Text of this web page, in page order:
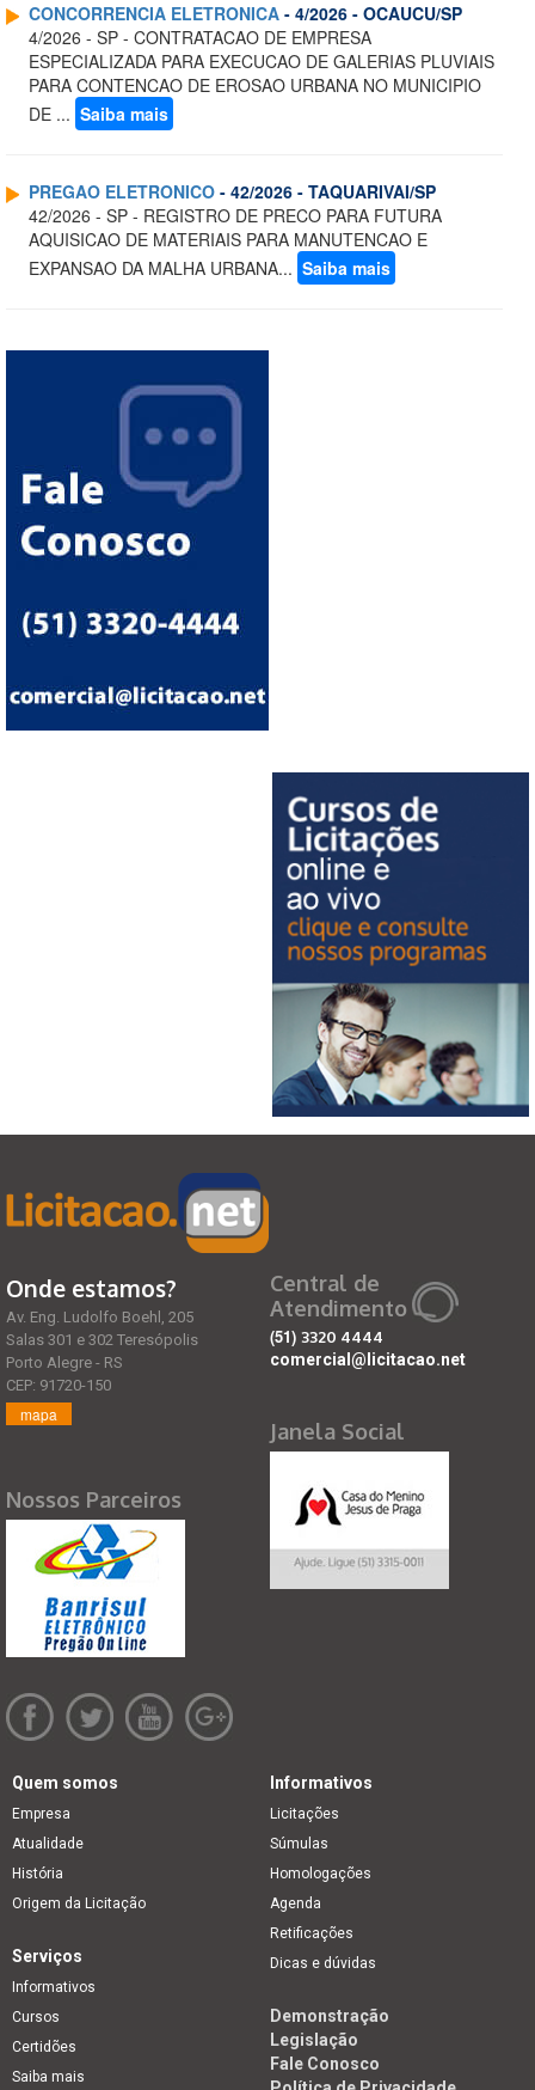
CONCORRENCIA ELETRONICA - 4/2026 - OCAUCU/SP
4/2026 - SP - CONTRATACAO DE EMPRESA
ESPECIALIZADA PARA EXECUCAO DE GALERIAS PLUVIAIS
PARA CONTENCAO DE EROSAO URBANA NO MUNICIPIO
DE ... Saiba mais
PREGAO ELETRONICO - 42/2026 - TAQUARIVAI/SP
42/2026 - SP - REGISTRO DE PRECO PARA FUTURA
AQUISICAO DE MATERIAIS PARA MANUTENCAO E
EXPANSAO DA MALHA URBANA... Saiba mais
Onde estamos?
Av. Eng. Ludolfo Boehl, 205
Salas 301 e 302 Teresópolis
Porto Alegre - RS
CEP: 91720-150
mapa
Nossos Parceiros
Central de
Atendimento
(51) 3320 4444
comercial@licitacao.net
Janela Social
Quem somos
Empresa
Atualidade
História
Origem da Licitação
Informativos
Licitações
Súmulas
Homologações
Agenda
Retificações
Dicas e dúvidas
Serviços
Informativos
Cursos
Certidões
Saiba mais
Demonstração
Legislação
Fale Conosco